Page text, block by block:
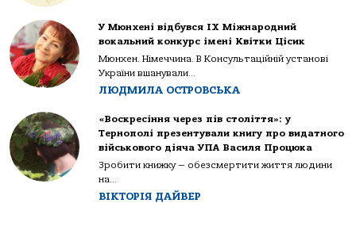
У Мюнхені відбувся IX Міжнародний
вокальний конкурс імені Квітки Цісик
Мюнхен. Німеччина. В Консультаційній установі
України вшанували...
ЛЮДМИЛА ОСТРОВСЬКА
«Воскресіння через пів століття»: у
Тернополі презентували книгу про видатного
військового діяча УПА Василя Процюка
Зробити книжку — обезсмертити життя людини
на...
ВІКТОРІЯ ДАЙВЕР